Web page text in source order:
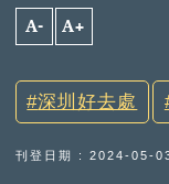
A- A+
深圳好去處
刊登日期 : 2024-05-